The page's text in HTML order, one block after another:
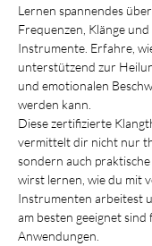
Lernen spannendes
Frequenzen, Klänge
Instrumente. Erfahre,
unterstützend zur
und emotionalen
werden kann.
Diese zertifizierte
vermittelt dir nicht nur
sondern auch
wirst lernen, wie du mit
Instrumenten arbeitest
am besten geeignet
Anwendungen.